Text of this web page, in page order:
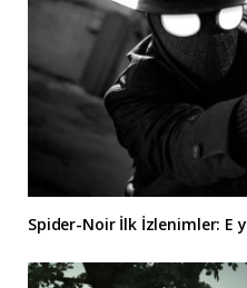
Spider-Noir İlk İzlenimler: E